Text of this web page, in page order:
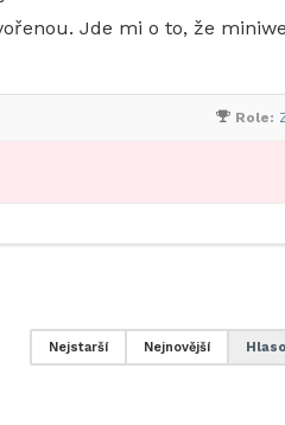
Jde mi o to, že
Role:
Nejnovější
Nejstarší